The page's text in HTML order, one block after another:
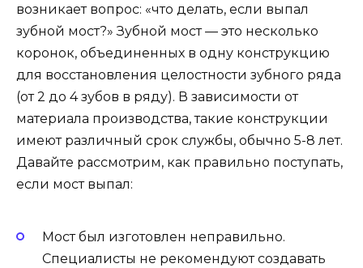
возникает вопрос: «что делать, если выпал
зубной мост?» Зубной мост — это несколько
коронок, объединенных в одну конструкцию
для восстановления целостности зубного ряда
(от 2 до 4 зубов в ряду). В зависимости от
материала производства, такие конструкции
имеют различный срок службы, обычно 5-8 лет.
Давайте рассмотрим, как правильно поступать,
если мост выпал:
Мост был изготовлен неправильно.
Специалисты не рекомендуют создавать